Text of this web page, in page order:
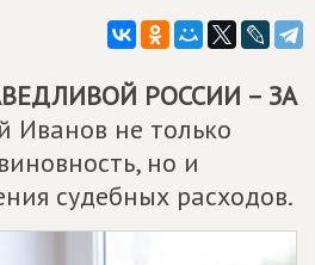
РОССИИ – ЗА
не только
но и
судебных расходов.